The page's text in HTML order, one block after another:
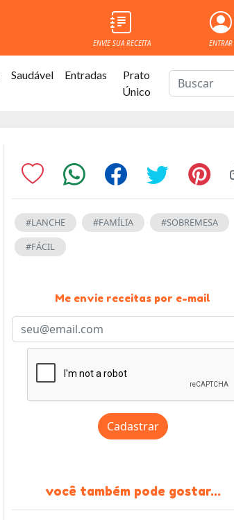
ENVIE SUA RECEITA ENTRAR
Saudável Entradas
Prato
Único
#LANCHE #FAMÍLIA
#SOBREMESA
#FÁCIL
Me envie receitas por e-mail
Cadastrar
você também pode gostar...